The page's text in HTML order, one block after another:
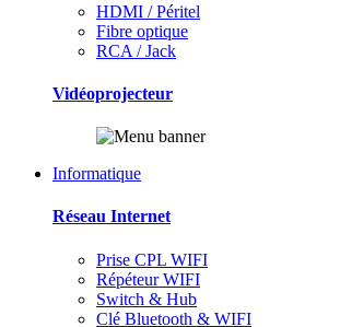
HDMI / Péritel
Fibre optique
RCA / Jack
Vidéoprojecteur
Informatique
Réseau Internet
Prise CPL WIFI
Répéteur WIFI
Switch & Hub
Clé Bluetooth & WIFI